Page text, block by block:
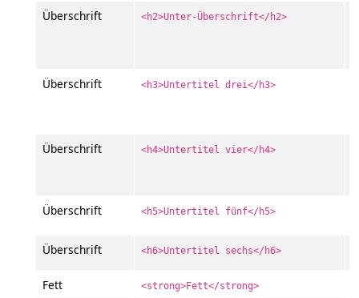
Überschrift <h2>Unter-Überschrift</h2>
Überschrift <h3>Untertitel drei</h3>
Überschrift <h4>Untertitel vier</h4>
Überschrift <h5>Untertitel fünf</h5>
Überschrift <h6>Untertitel sechs</h6>
Fett <strong>Fett</strong>